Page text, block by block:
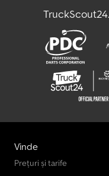
Vreteno Vans
Vinde
Prețuri și tarife